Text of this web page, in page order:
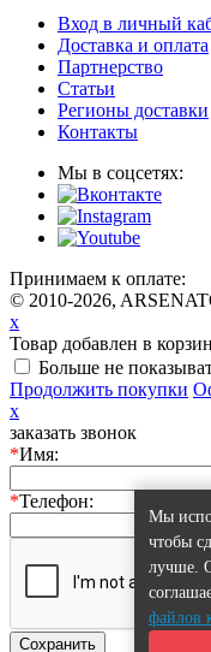
Мы
чтобы
лучше.
файлов
Вход в личный
Доставка и оплата
Партнерство
Статьи
Регионы доставки
Контакты
Мы в соцсетях:
Принимаем к оплате:
© 2010-2026,
x
Товар добавлен в
Больше не
Продолжить покупки
x
заказать звонок
*Имя:
*Телефон:
Сохранить